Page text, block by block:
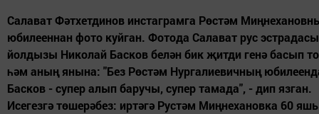
Салават Фәтхетдинов инстаграмга Рөстәм
юбилееннан фото куйган. Фотода Салават рус эстрадасы
йолдызы Николай Басков белән бик җитди генә басып
һәм аның янына: "Без Рөстәм Нургалиевичның
Басков - супер алып баручы, супер тамада", - дип язган.
Исегезгә төшерәбез: иртәгә Рустәм Миңнехановка 60 яшь